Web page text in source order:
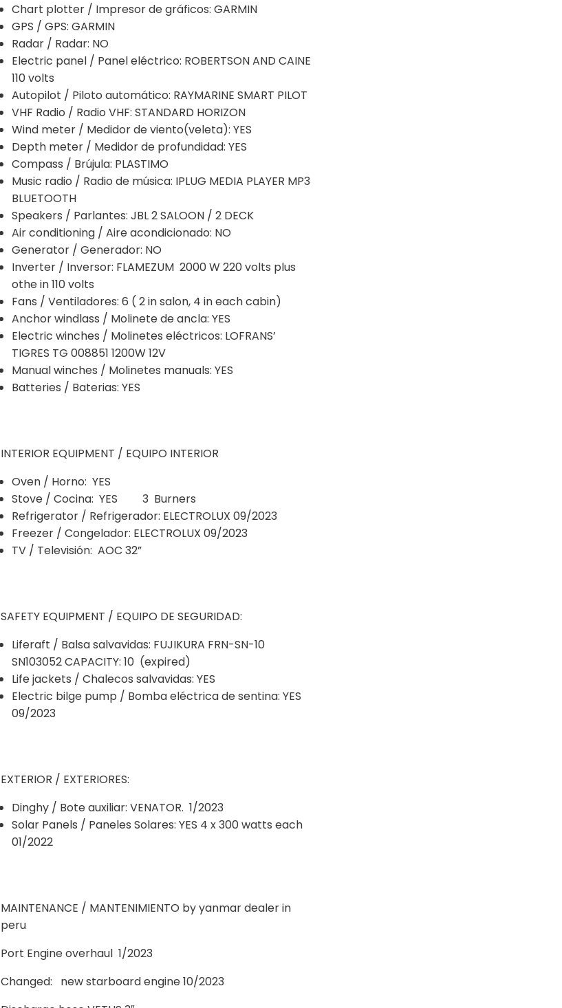
Chart plotter / Impresor de gráficos: GARMIN
GPS / GPS: GARMIN
Radar / Radar: NO
Electric panel / Panel eléctrico: ROBERTSON AND CAINE
110 volts
Autopilot / Piloto automático: RAYMARINE SMART PILOT
VHF Radio / Radio VHF: STANDARD HORIZON
Wind meter / Medidor de viento(veleta): YES
Depth meter / Medidor de profundidad: YES
Compass / Brújula: PLASTIMO
Music radio / Radio de música: IPLUG MEDIA PLAYER MP3
BLUETOOTH
Speakers / Parlantes: JBL 2 SALOON / 2 DECK
Air conditioning / Aire acondicionado: NO
Generator / Generador: NO
Inverter / Inversor: FLAMEZUM 2000 W 220 volts plus
othe in 110 volts
Fans / Ventiladores: 6 ( 2 in salon, 4 in each cabin)
Anchor windlass / Molinete de ancla: YES
Electric winches / Molinetes eléctricos: LOFRANS’
TIGRES TG 008851 1200W 12V
Manual winches / Molinetes manuals: YES
Batteries / Baterias: YES
INTERIOR EQUIPMENT / EQUIPO INTERIOR
Oven / Horno: YES
Stove / Cocina: YES 3 Burners
Refrigerator / Refrigerador: ELECTROLUX 09/2023
Freezer / Congelador: ELECTROLUX 09/2023
TV / Televisión: AOC 32”
SAFETY EQUIPMENT / EQUIPO DE SEGURIDAD:
Liferaft / Balsa salvavidas: FUJIKURA FRN-SN-10
SN103052 CAPACITY: 10 (expired)
Life jackets / Chalecos salvavidas: YES
Electric bilge pump / Bomba eléctrica de sentina: YES
09/2023
EXTERIOR / EXTERIORES:
Dinghy / Bote auxiliar: VENATOR. 1/2023
Solar Panels / Paneles Solares: YES 4 x 300 watts each
01/2022
MAINTENANCE / MANTENIMIENTO by yanmar dealer in
peru
Port Engine overhaul 1/2023
Changed: new starboard engine 10/2023